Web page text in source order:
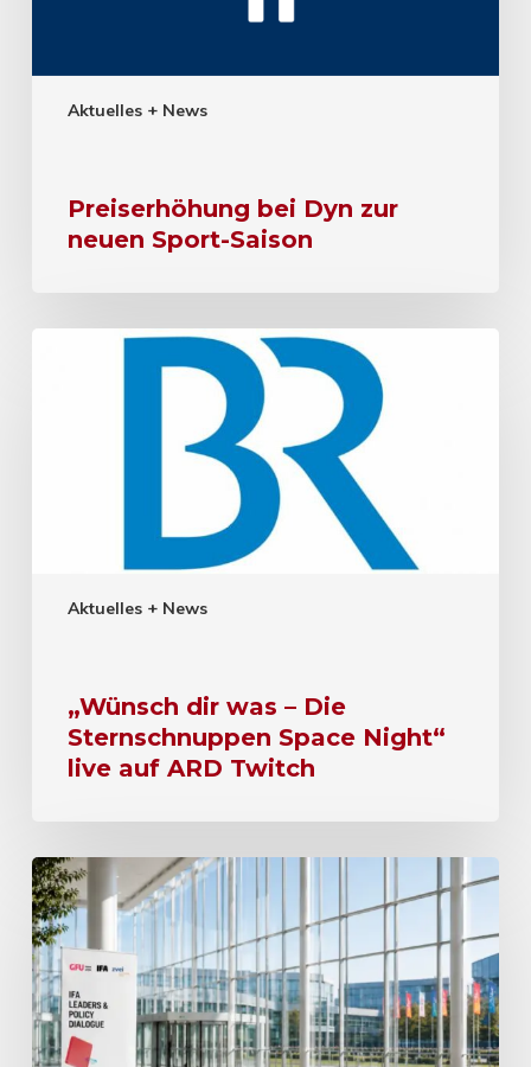
Aktuelles + News
Preiserhöhung bei Dyn zur
neuen Sport-Saison
Aktuelles + News
„Wünsch dir was – Die
Sternschnuppen Space Night“
live auf ARD Twitch